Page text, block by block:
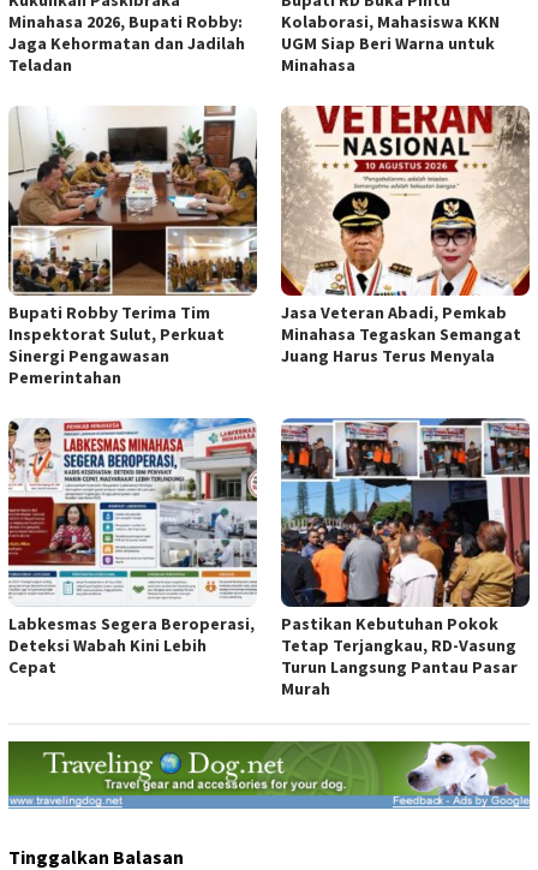
Minahasa 2026, Bupati Robby:
Jaga Kehormatan dan Jadilah
Teladan
Kolaborasi, Mahasiswa KKN
UGM Siap Beri Warna untuk
Minahasa
Bupati Robby Terima Tim
Inspektorat Sulut, Perkuat
Sinergi Pengawasan
Pemerintahan
Jasa Veteran Abadi, Pemkab
Minahasa Tegaskan Semangat
Juang Harus Terus Menyala
Labkesmas Segera Beroperasi,
Deteksi Wabah Kini Lebih
Cepat
Pastikan Kebutuhan Pokok
Tetap Terjangkau, RD-Vasung
Turun Langsung Pantau Pasar
Murah
Tinggalkan Balasan